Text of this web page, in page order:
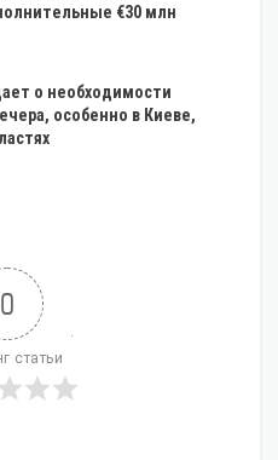
€30 млн
о необходимости
особенно в Киеве,
0
статьи